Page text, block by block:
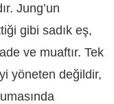
Jung’un
gibi sadık eş,
ve muaftır. Tek
yöneten değildir,